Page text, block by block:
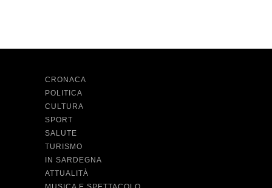
CRONACA
POLITICA
CULTURA
SPORT
SALUTE
TURISMO
IN SARDEGNA
ATTUALITÀ